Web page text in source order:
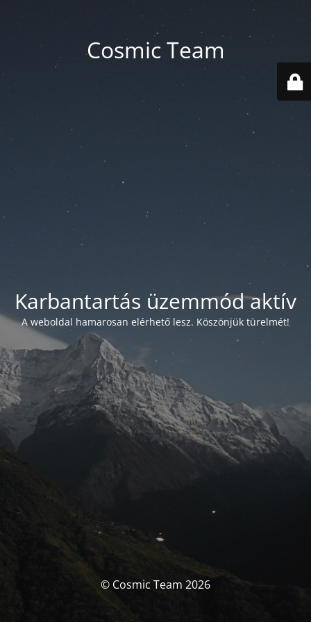
Cosmic Team
Karbantartás üzemmód aktív
A weboldal hamarosan elérhető lesz. Köszönjük türelmét!
© Cosmic Team 2026